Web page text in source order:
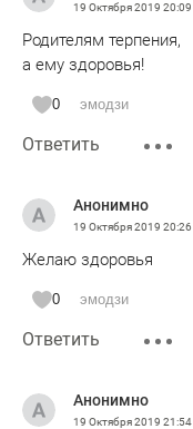
19 Октября 2019 20:09
Родителям терпения,
а ему здоровья!
0 эмодзи
Ответить
Анонимно
19 Октября 2019 20:26
Желаю здоровья
0 эмодзи
Ответить
Анонимно
19 Октября 2019 21:54